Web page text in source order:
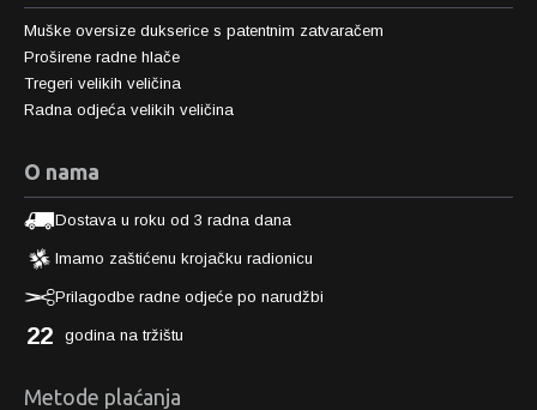
Muške oversize dukserice s patentnim zatvaračem
Proširene radne hlače
Tregeri velikih veličina
Radna odjeća velikih veličina
O nama
Dostava u roku od 3 radna dana
Imamo zaštićenu krojačku radionicu
Prilagodbe radne odjeće po narudžbi
22 godina na tržištu
Metode plaćanja